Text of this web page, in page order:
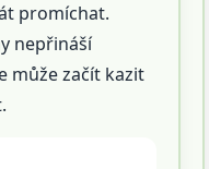
promíchat.
nepřináší
může začít kazit